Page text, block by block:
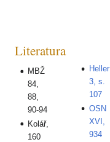
Literatura
MBŽ
84,
88,
90-94
Kolář,
160
Heller
3, s.
107
OSN
XVI,
934